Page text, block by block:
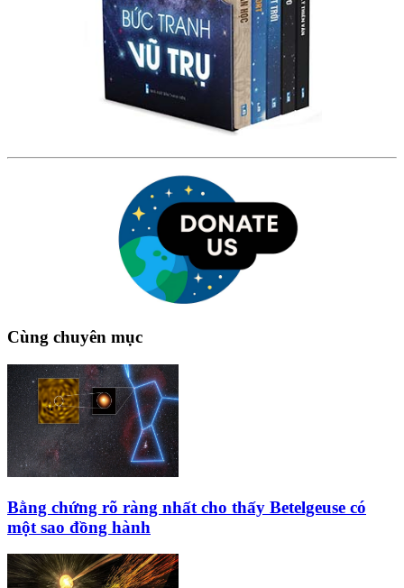
Cùng chuyên mục
Bằng chứng rõ ràng nhất cho thấy Betelgeuse có
một sao đồng hành